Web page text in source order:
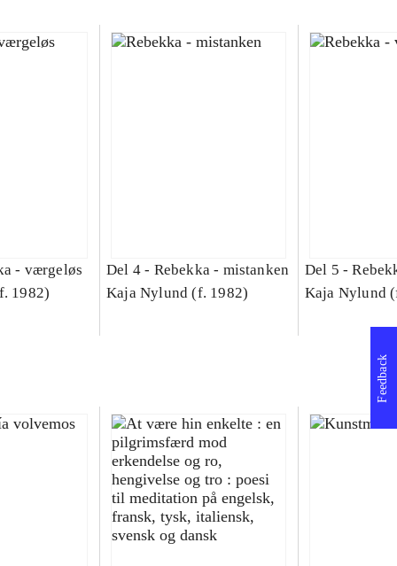
- værgeløs
1982)
Del 4 - Rebekka - mistanken
Kaja Nylund (f. 1982)
Del 5 -
Kaja Nylund
Feedback